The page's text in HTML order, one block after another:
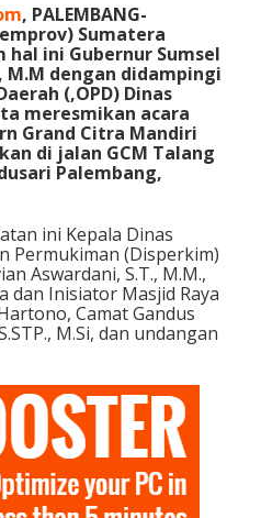
, PALEMBANG-
Sumatera
hal ini Gubernur Sumsel
M.M dengan didampingi
(,OPD) Dinas
meresmikan acara
Grand Citra Mandiri
di jalan GCM Talang
Palembang,
ini Kepala Dinas
Permukiman (Disperkim)
Aswardani, S.T., M.M.,
dan Inisiator Masjid Raya
Camat Gandus
M.Si, dan undangan